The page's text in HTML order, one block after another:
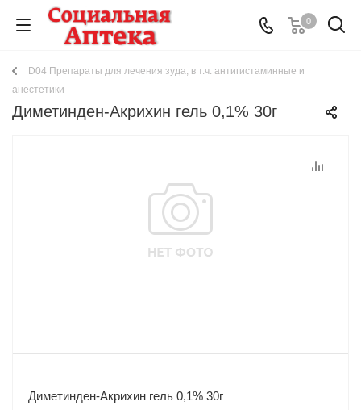
0
D04 Препараты для лечения зуда, в т.ч. антигистаминные и
анестетики
Диметинден-Акрихин гель 0,1% 30г
Диметинден-Акрихин гель 0,1% 30г